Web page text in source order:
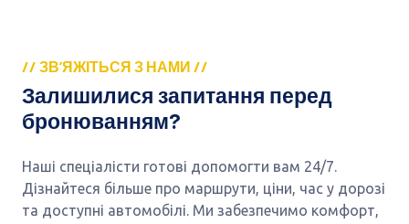
// ЗВ’ЯЖІТЬСЯ З НАМИ //
Залишилися запитання перед
бронюванням?
Наші спеціалісти готові допомогти вам 24/7.
Дізнайтеся більше про маршрути, ціни, час у дорозі
та доступні автомобілі. Ми забезпечимо комфорт,